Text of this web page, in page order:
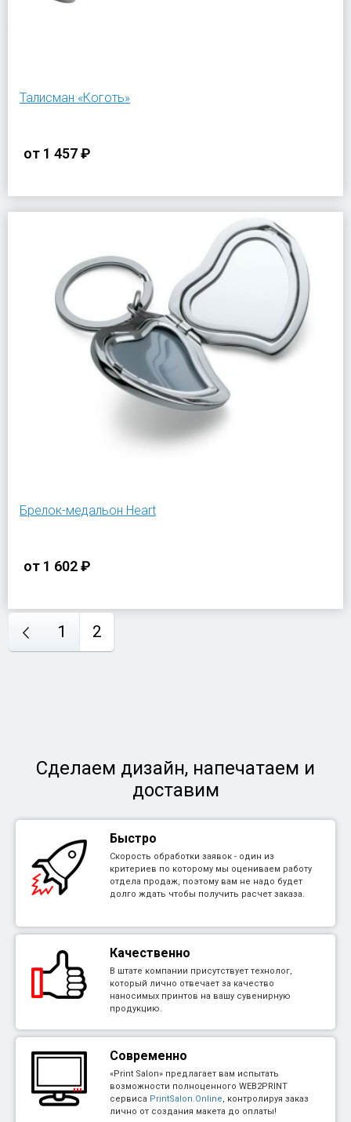
Талисман «Коготь»
от 1 457 ₽
Брелок-медальон Heart
от 1 602 ₽
1 2
Сделаем дизайн, напечатаем и
доставим
Быстро
Скорость обработки заявок - один из
критериев по которому мы оцениваем работу
отдела продаж, поэтому вам не надо будет
долго ждать чтобы получить расчет заказа.
Качественно
В штате компании присутствует технолог,
который лично отвечает за качество
наносимых принтов на вашу сувенирную
продукцию.
Современно
«Print Salon» предлагает вам испытать
возможности полноценного WEB2PRINT
сервиса PrintSalon.Online, контролируя заказ
лично от создания макета до оплаты!